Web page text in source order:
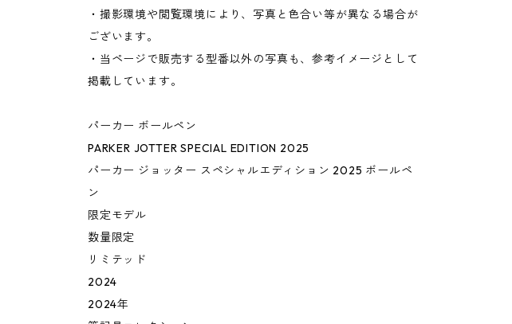
・撮影環境や閲覧環境により、写真と色合い等が異なる場合が
ございます。
・当ページで販売する型番以外の写真も、参考イメージとして
掲載しています。
パーカー ボールペン
PARKER JOTTER SPECIAL EDITION 2025
パーカー ジョッター スペシャルエディション 2025 ボールペ
ン
限定モデル
数量限定
リミテッド
2024
2024年